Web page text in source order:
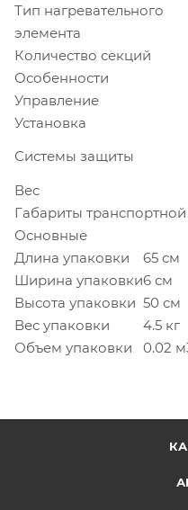
Тип нагревательного
элемента
Количество секций
Особенности
Управление
Установка
Системы защиты
Вес
Габариты
Основные
Длина упаковки
65 см
Ширина упаковки6 см
Высота упаковки 50 см
Вес упаковки
4.5 кг
Объем упаковки
0.02